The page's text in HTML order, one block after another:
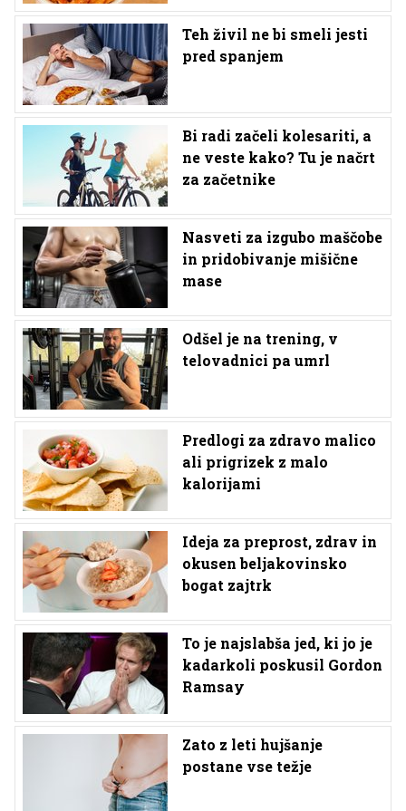
Teh živil ne bi smeli jesti
pred spanjem
Bi radi začeli kolesariti, a
ne veste kako? Tu je načrt
za začetnike
Nasveti za izgubo maščobe
in pridobivanje mišične
mase
Odšel je na trening, v
telovadnici pa umrl
Predlogi za zdravo malico
ali prigrizek z malo
kalorijami
Ideja za preprost, zdrav in
okusen beljakovinsko
bogat zajtrk
To je najslabša jed, ki jo je
kadarkoli poskusil Gordon
Ramsay
Zato z leti hujšanje
postane vse težje